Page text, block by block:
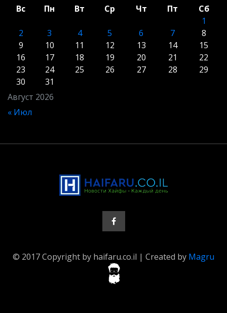
Август 2026
Вс Пн Вт Ср Чт Пт
Сб
1
2
3 4 5 6 7
8
9
10 11 12 13 14
15
16
17 18 19 20 21
22
23
24 25 26 27 28
29
30
31
« Июл
© 2017 Copyright by haifaru.co.il | Created by Magru